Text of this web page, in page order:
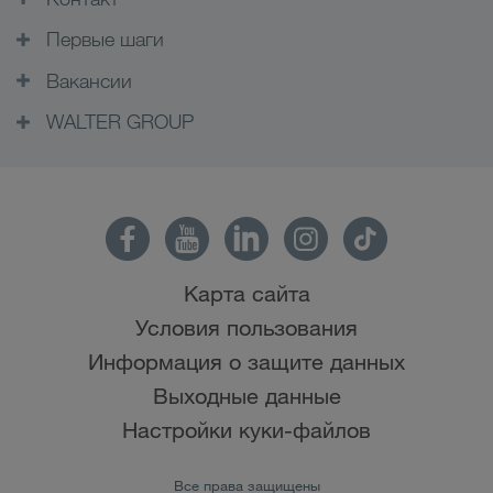
Первые шаги
Вакансии
WALTER GROUP
Карта сайта
Условия пользования
Информация о защите данных
Выходные данные
Настройки куки-файлов
Все права защищены